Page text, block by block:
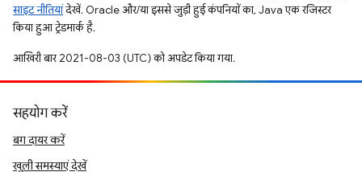
साइट नीतियांदेखें. Oracle और/या इससे जुड़ी हुई कंपनियों का, Java एक रजिस्टर
किया हुआ ट्रेडमार्क है.
आखिरी बार 2021-08-03 (UTC) को अपडेट किया गया.
सहयोग करें
बग दायर करें
खुली समस्याएं देखें